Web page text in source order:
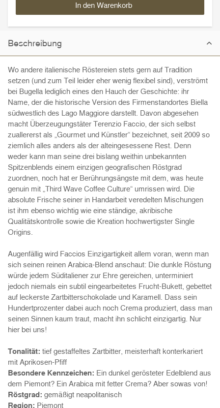
In den Warenkorb
Beschreibung
Wo andere italienische Röstereien stets gern auf Tradition
setzen (und zum Teil leider eher wenig flexibel sind), verströmt
bei Bugella lediglich eines den Hauch der Geschichte: ihr
Name, der die historische Version des Firmenstandortes Biella
südwestlich des Lago Maggiore darstellt. Davon abgesehen
macht Überzeugungstäter Terenzio Faccio, der sich selbst
zuallererst als „Gourmet und Künstler“ bezeichnet, seit 2009 so
ziemlich alles anders als der alteingesessene Rest. Denn
weder kann man seine drei bislang weithin unbekannten
Spitzenblends einem einzigen geografischen Röstgrad
zuordnen, noch hat er Berührungsängste mit dem, was heute
genuin mit „Third Wave Coffee Culture“ umrissen wird. Die
absolute Frische seiner in Handarbeit veredelten Mischungen
ist ihm ebenso wichtig wie eine ständige, akribische
Qualitätskontrolle sowie die Kreation hochwertigster Single
Origins.
Augenfällig wird Faccios Einzigartigkeit allem voran, wenn man
sich seinen reinen Arabica-Blend anschaut: Die dunkle Röstung
würde jedem Süditaliener zur Ehre gereichen, unterminiert
jedoch niemals ein subtil eingearbeitetes Frucht-Bukett, gebettet
auf leckerste Zartbitterschokolade und Karamell. Dass sein
Hundertprozenter dabei auch noch Crema produziert, dass man
seinen Sinnen kaum traut, macht ihn schlicht einzigartig. Nur
hier bei uns!
Tonalität: tief gestaffeltes Zartbitter, meisterhaft konterkariert
mit Aprikosen-Pfiff
Besondere Kennzeichen: Ein dunkel gerösteter Edelblend aus
dem Piemont? Ein Arabica mit fetter Crema? Aber sowas von!
Röstgrad: gemäßigt neapolitanisch
Region: Piemont